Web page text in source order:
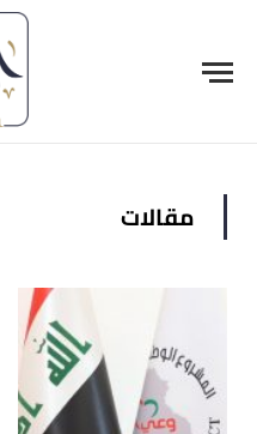
مقالات